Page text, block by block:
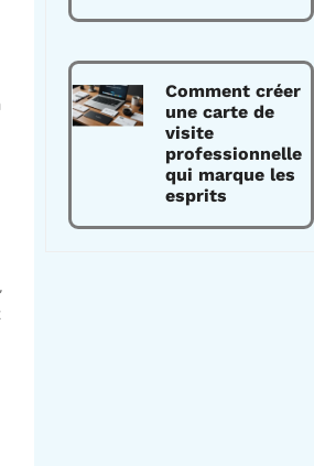
Comment créer
une carte de
visite
professionnelle
qui marque les
esprits